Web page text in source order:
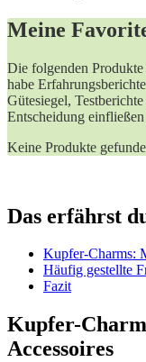
Meine
Die folgenden
habe
Gütesiegel,
Entscheidung einfließen
Keine Produkte
Das erfährst
Kupfer-Charms:​
Häufig⁤ gestellte
Fazit
Kupfer-
Accessoires